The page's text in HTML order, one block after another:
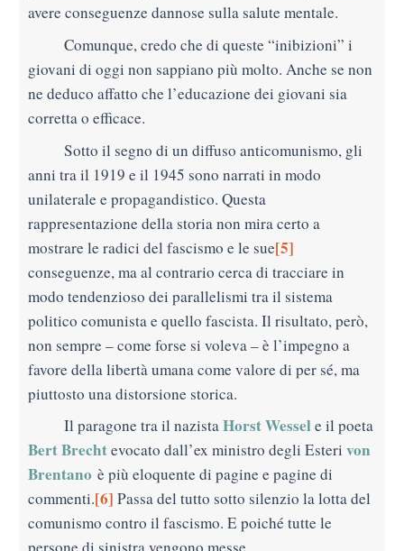
avere conseguenze dannose sulla salute mentale.
Comunque, credo che di queste “inibizioni” i
giovani di oggi non sappiano più molto. Anche se non
ne deduco affatto che l’educazione dei giovani sia
corretta o efficace.
Sotto il segno di un diffuso anticomunismo, gli
anni tra il 1919 e il 1945 sono narrati in modo
unilaterale e propagandistico. Questa
rappresentazione della storia non mira certo a
mostrare le radici del fascismo e le sue[5]
conseguenze, ma al contrario cerca di tracciare in
modo tendenzioso dei parallelismi tra il sistema
politico comunista e quello fascista. Il risultato, però,
non sempre – come forse si voleva – è l’impegno a
favore della libertà umana come valore di per sé, ma
piuttosto una distorsione storica.
Il paragone tra il nazistaHorst Wessele il poeta
Bert Brechtevocato dall’ex ministro degli Esteri von
Brentano è più eloquente di pagine e pagine di
commenti.[6] Passa del tutto sotto silenzio la lotta del
comunismo contro il fascismo. E poiché tutte le